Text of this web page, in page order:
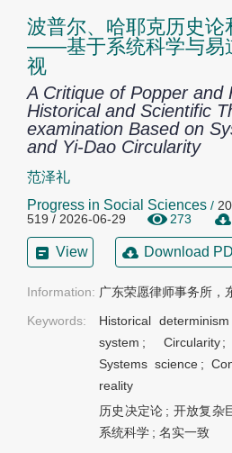
波普尔、哈耶克历史论
——基于系统科学与易
视
A Critique of Popper and
Historical and Scientific
examination Based on
and Yi-Dao Circularity
范泽礼
Progress in Social Sciences /
519 / 2026-06-29
273
View Download
Information: 广东荣愿律师事务所，
Keywords:
Historical determinism
system ; Circularity
Systems science ;
reality
历史决定论 ; 开放复杂
系统科学 ; 名实一致